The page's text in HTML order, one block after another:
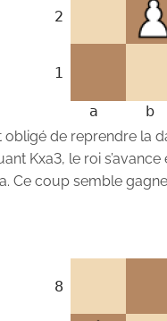
obligé de reprendre la
Kxa3, le roi
Ce coup semble